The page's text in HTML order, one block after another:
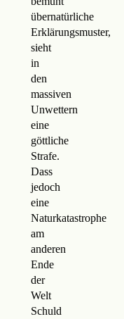
übernatürliche
Erklärungsmuster,
sieht
in
den
massiven
Unwettern
eine
göttliche
Strafe.
Dass
jedoch
eine
Naturkatastrophe
am
anderen
Ende
der
Welt
Schuld